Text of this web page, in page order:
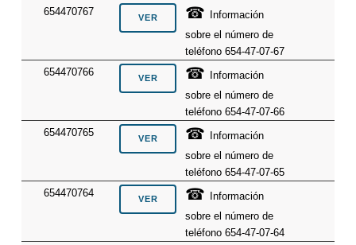
654470767
☎
Información
sobre el número de
teléfono 654-47-07-67
654470766
☎
Información
sobre el número de
teléfono 654-47-07-66
654470765
☎
Información
sobre el número de
teléfono 654-47-07-65
654470764
☎
Información
sobre el número de
teléfono 654-47-07-64